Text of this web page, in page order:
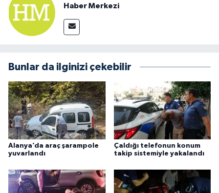
Haber Merkezi
Bunlar da ilginizi çekebilir
Alanya’da araç şarampole
yuvarlandı
Çaldığı telefonun konum
takip sistemiyle yakalandı